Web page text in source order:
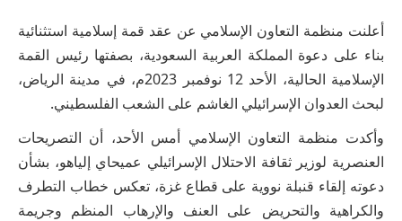
أعلنت منظمة التعاون الإسلامي عن عقد قمة إسلامية استثنائية
بناء على دعوة المملكة العربية السعودية، بصفتها رئيس القمة
الإسلامية الحالية، الأحد 12 نوفمبر 2023م، في مدينة الرياض،
لبحث العدوان الإسرائيلي الغاشم على الشعب الفلسطيني.
وأكدت منظمة التعاون الإسلامي أمس الأحد، أن التصريحات
العنصرية لوزير ثقافة الاحتلال الإسرائيلي عميحاي إلياهو، بشأن
دعوته إلقاء قنبلة نووية على قطاع غزة، تعكس خطاب التطرف
والكراهية والتحريض على العنف والإرهاب المنظم وجريمة